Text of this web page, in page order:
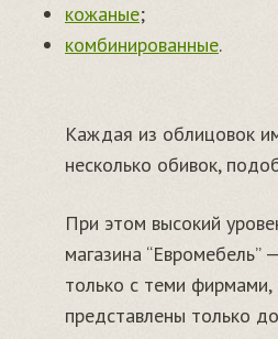
кожаные;
комбинированные.
Каждая из облицовок
несколько обивок,
При этом высокий
магазина
только с теми
представлены только